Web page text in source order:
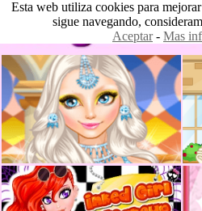
Esta web utiliza cookies para
sigue navegando,
Aceptar- Mas